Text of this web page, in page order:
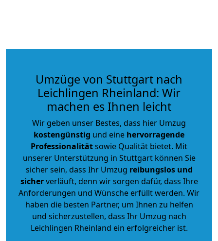
Umzüge von Stuttgart nach
Leichlingen Rheinland: Wir
machen es Ihnen leicht
Wir geben unser Bestes, dass hier Umzug
kostengünstig und eine hervorragende
Professionalitätsowie Qualität bietet. Mit
unserer Unterstützung in Stuttgart können Sie
sicher sein, dass Ihr Umzug reibungslos und
sicherverläuft, denn wir sorgen dafür, dass Ihre
Anforderungen und Wünsche erfüllt werden. Wir
haben die besten Partner, um Ihnen zu helfen
und sicherzustellen, dass Ihr Umzug nach
Leichlingen Rheinland ein erfolgreicher ist.